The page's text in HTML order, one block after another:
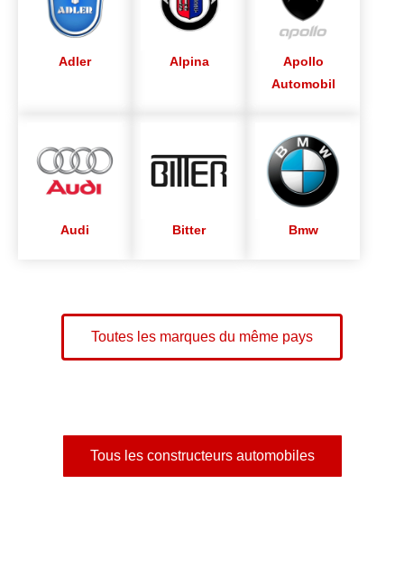
Adler Alpina
Apollo
Automobil
Audi Bitter Bmw
Toutes les marques du même pays
Tous les constructeurs automobiles